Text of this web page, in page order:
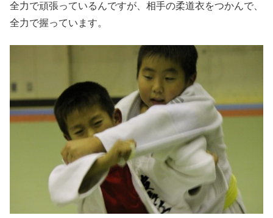
全力で頑張っているんですが、相手の柔道衣をつかんで、
全力で握っています。